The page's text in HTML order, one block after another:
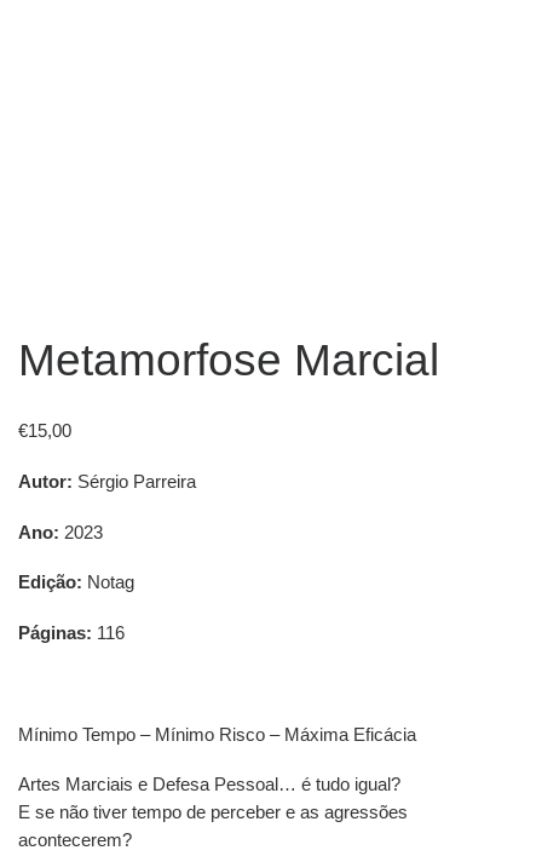
Metamorfose Marcial
€15,00
Autor: Sérgio Parreira
Ano: 2023
Edição: Notag
Páginas: 116
Mínimo Tempo – Mínimo Risco – Máxima Eficácia
Artes Marciais e Defesa Pessoal… é tudo igual?
E se não tiver tempo de perceber e as agressões
acontecerem?